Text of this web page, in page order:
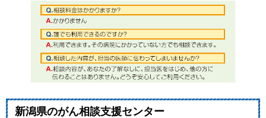
新潟県のがん相談支援センター